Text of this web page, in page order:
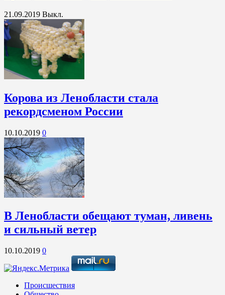
21.09.2019 Выкл.
Корова из Ленобласти стала
рекордсменом России
10.10.2019 0
В Ленобласти обещают туман, ливень
и сильный ветер
10.10.2019 0
Происшествия